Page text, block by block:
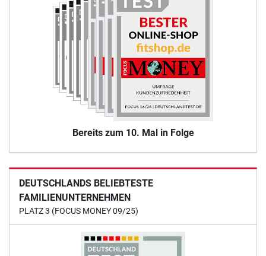
Bereits zum 10. Mal in Folge
DEUTSCHLANDS BELIEBTESTE
FAMILIENUNTERNEHMEN
PLATZ 3 (FOCUS MONEY 09/25)